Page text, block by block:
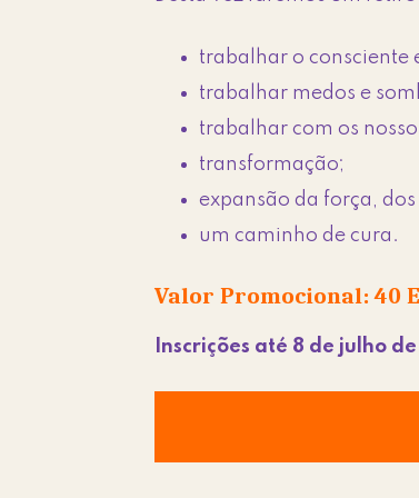
trabalhar o consciente
trabalhar medos e
trabalhar com os
transformação;
expansão da força,
um caminho de cura.
Valor Promocional: 40
Inscrições até 8 de julho de